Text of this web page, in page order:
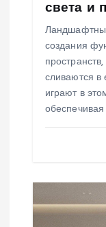
света и
создания
сливаются
играют в
обеспечивая